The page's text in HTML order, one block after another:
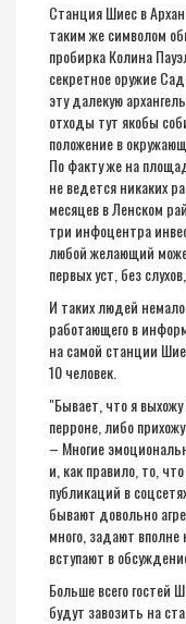
Станция Шиес в
таким же символом
пробирка Колина
секретное оружие
эту далекую
отходы тут якобы
положение в
По факту же на
не ведется никаких
месяцев в Ленском
три инфоцентра
любой желающий
первых уст, без
И таких людей
работающего в
на самой станции
10 человек.
"Бывает, что я
перроне, либо
– Многие
и, как правило, то,
публикаций в
бывают довольно
много, задают
вступают в
Больше всего гостей
будут завозить на